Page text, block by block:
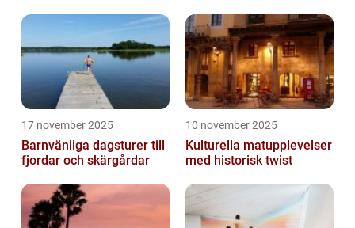
17 november 2025
Barnvänliga dagsturer till
fjordar och skärgårdar
10 november 2025
Kulturella matupplevelser
med historisk twist